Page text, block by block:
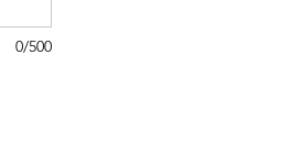
0/500